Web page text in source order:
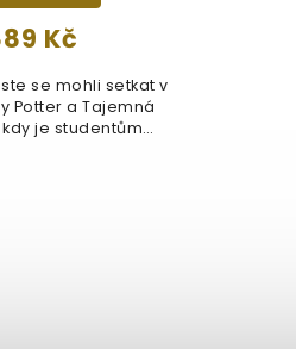
Kč
se mohli setkat v
Potter a Tajemná
je studentům